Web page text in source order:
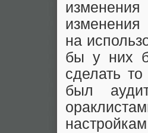
изменения
на
бы у них
сделать
был